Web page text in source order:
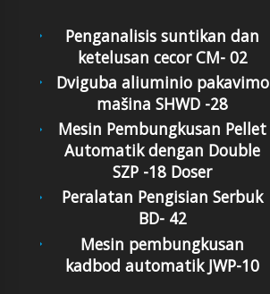
Penganalisis suntikan dan
ketelusan cecor CM- 02
Dviguba aliuminio pakavimo
mašina SHWD -28
Mesin Pembungkusan Pellet
Automatik dengan Double
SZP -18 Doser
Peralatan Pengisian Serbuk
BD- 42
Mesin pembungkusan
kadbod automatik JWP-10